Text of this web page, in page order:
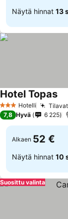
Näytä hinnat 13
3 Tähtiluokitus
Hotelli
Hotel Topas
7,8 Hyvä 6 225
Alkaen 52 €
Näytä hinnat 10
Suosittu valinta